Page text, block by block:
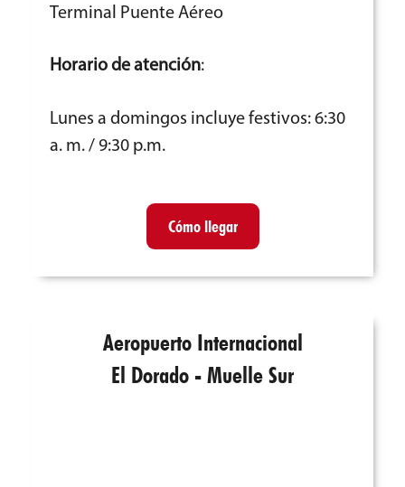
Terminal Puente Aéreo
Horario de atención:
Lunes a domingos incluye festivos: 6:30
a. m. / 9:30 p.m.
Cómo llegar
Aeropuerto Internacional
El Dorado - Muelle Sur